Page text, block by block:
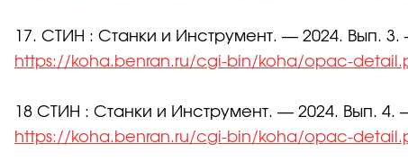
17. СТИН : Станки и Инструмент. — 2024. Вып. 3.
https://koha.benran.ru/cgi-bin/koha/opac-
18 СТИН : Станки и Инструмент. — 2024. Вып. 4.
https://koha.benran.ru/cgi-bin/koha/opac-